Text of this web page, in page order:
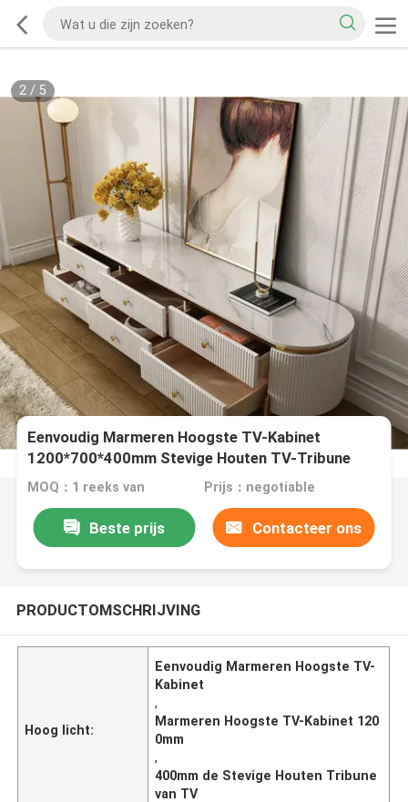
2/ 5
Eenvoudig Marmeren Hoogste TV-Kabinet
1200*700*400mm Stevige Houten TV-Tribune
MOQ：1 reeks van Prijs：negotiable
Beste prijs Contacteer ons
PRODUCTOMSCHRIJVING
Hoog licht:
Eenvoudig Marmeren Hoogste TV-
Kabinet
,
Marmeren Hoogste TV-Kabinet 120
0mm
,
400mm de Stevige Houten Tribune
van TV